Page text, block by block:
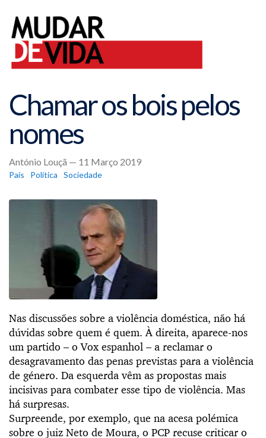
Chamar os bois pelos
nomes
António Louçã — 11 Março 2019
País Política Sociedade
Nas discussões sobre a violência doméstica, não há
dúvidas sobre quem é quem. À direita, aparece-nos
um partido – o Vox espanhol – a reclamar o
desagravamento das penas previstas para a violência
de género. Da esquerda vêm as propostas mais
incisivas para combater esse tipo de violência. Mas
há surpresas.
Surpreende, por exemplo, que na acesa polémica
sobre o juiz Neto de Moura, o PCP recuse criticar o